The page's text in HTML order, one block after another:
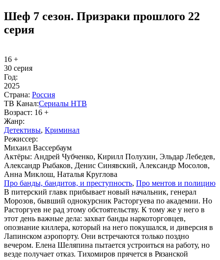
Шеф 7 сезон. Призраки прошлого 22
серия
16 +
30 серия
Год:
2025
Стра­на: Рос­сия
ТВ Ка­нал:Се­риа­лы НТВ
Воз­раст: 16 +
Жанр:
Де­тек­ти­вы, Кри­ми­нал
Ре­жис­сер:
Михаил Вассербаум
Ак­тё­ры: Андрей Чубченко, Кирилл Полухин, Эльдар Лебедев,
Александр Рыбаков, Денис Синявский, Александр Мосолов,
Анна Миклош, Наталья Круглова
Про бан­ды, бан­ди­тов, и пре­ступ­ность, Про мен­тов и по­ли­цию
В питерский главк прибывает новый начальник, генерал
Морозов, бывший однокурсник Расторгуева по академии. Но
Расторгуев не рад этому обстоятельству. К тому же у него в
этот день важные дела: захват банды наркоторговцев,
опознание киллера, который на него покушался, и диверсия в
Лапинском аэропорту. Они встречаются только поздно
вечером. Елена Шеляпина пытается устроиться на работу, но
везде получает отказ. Тихомиров прячется в Рязанской